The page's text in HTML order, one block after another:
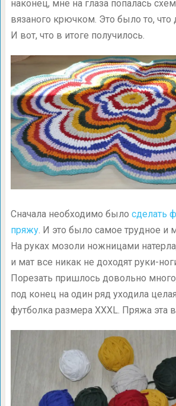
наконец, мне на глаза попалась
вязаного крючком. Это было то, что
И вот, что в итоге получилось.
Сначала необходимо было сделать
пряжу. И это было самое трудное и
На руках мозоли ножницами
и мат все никак не доходят руки-
Порезать пришлось довольно
под конец на один ряд уходила
футболка размера ХХХL. Пряжа эта